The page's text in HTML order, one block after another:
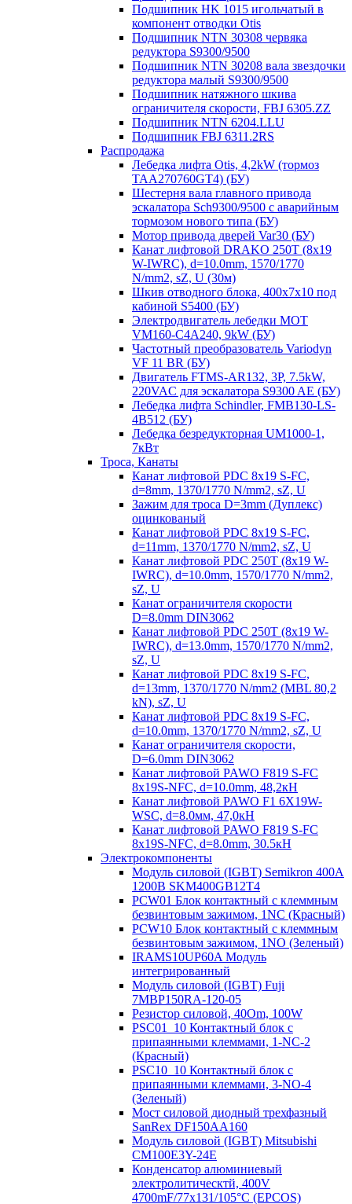
Подшипник HK 1015 игольчатый в
компонент отводки Otis
Подшипник NTN 30308 червяка
редуктора S9300/9500
Подшипник NTN 30208 вала звездочки
редуктора малый S9300/9500
Подшипник натяжного шкива
ограничителя скорости, FBJ 6305.ZZ
Подшипник NTN 6204.LLU
Подшипник FBJ 6311.2RS
Распродажа
Лебедка лифта Otis, 4,2kW (тормоз
TAA270760GT4) (БУ)
Шестерня вала главного привода
эскалатора Sch9300/9500 с аварийным
тормозом нового типа (БУ)
Мотор привода дверей Var30 (БУ)
Канат лифтовой DRAKO 250T (8x19
W-IWRC), d=10.0mm, 1570/1770
N/mm2, sZ, U (30м)
Шкив отводного блока, 400х7х10 под
кабиной S5400 (БУ)
Электродвигатель лебедки MOT
VM160-C4A240, 9kW (БУ)
Частотный преобразователь Variodyn
VF 11 BR (БУ)
Двигатель FTMS-AR132, 3P, 7.5kW,
220VAC для эскалатора S9300 AE (БУ)
Лебедка лифта Schindler, FMB130-LS-
4B512 (БУ)
Лебедка безредукторная UM1000-1,
7кВт
Троса, Канаты
Канат лифтовой PDC 8x19 S-FC,
d=8mm, 1370/1770 N/mm2, sZ, U
Зажим для троса D=3mm (Дуплекс)
оцинкованый
Канат лифтовой PDC 8x19 S-FC,
d=11mm, 1370/1770 N/mm2, sZ, U
Канат лифтовой PDC 250T (8x19 W-
IWRC), d=10.0mm, 1570/1770 N/mm2,
sZ, U
Канат ограничителя скорости
D=8.0mm DIN3062
Канат лифтовой PDC 250T (8x19 W-
IWRC), d=13.0mm, 1570/1770 N/mm2,
sZ, U
Канат лифтовой PDC 8х19 S-FC,
d=13mm, 1370/1770 N/mm2 (MBL 80,2
kN), sZ, U
Канат лифтовой PDC 8x19 S-FC,
d=10.0mm, 1370/1770 N/mm2, sZ, U
Канат ограничителя скорости,
D=6.0mm DIN3062
Канат лифтовой PAWO F819 S-FC
8х19S-NFC, d=10.0mm, 48,2кН
Канат лифтовой PAWO F1 6X19W-
WSC, d=8.0мм, 47,0кН
Канат лифтовой PAWO F819 S-FC
8х19S-NFC, d=8.0mm, 30.5кН
Электрокомпоненты
Модуль силовой (IGBT) Semikron 400А
1200В SKM400GB12T4
PCW01 Блок контактный с клеммным
безвинтовым зажимом, 1NC (Красный)
PCW10 Блок контактный с клеммным
безвинтовым зажимом, 1NO (Зеленый)
IRAMS10UP60A Модуль
интегрированный
Модуль силовой (IGBT) Fuji
7MBP150RA-120-05
Резистор силовой, 40Om, 100W
PSC01_10 Контактный блок с
припаянными клеммами, 1-NC-2
(Красный)
PSC10_10 Контактный блок с
припаянными клеммами, 3-NO-4
(Зеленый)
Мост силовой диодный трехфазный
SanRex DF150AA160
Модуль силовой (IGBT) Mitsubishi
CM100E3Y-24E
Конденсатор алюминиевый
электролитическтй, 400V
4700mF/77x131/105°C (EPCOS)